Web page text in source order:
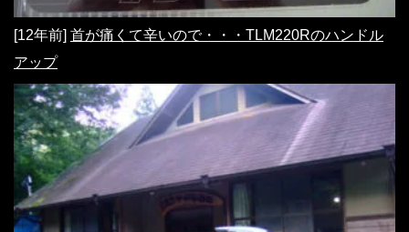
[12年前] 首が痛くて辛いので・・・TLM220Rのハンドル
アップ